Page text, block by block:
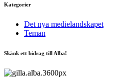
Kategorier
Det nya medielandskapet
Teman
Skänk ett bidrag till Alba!